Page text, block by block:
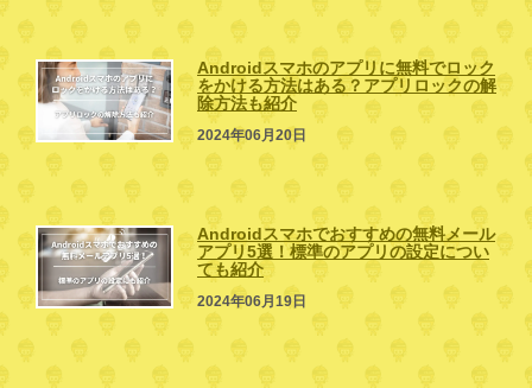
Androidスマホのアプリに無料でロック
をかける方法はある？アプリロックの解
除方法も紹介
2024年06月20日
Androidスマホでおすすめの無料メール
アプリ5選！標準のアプリの設定につい
ても紹介
2024年06月19日